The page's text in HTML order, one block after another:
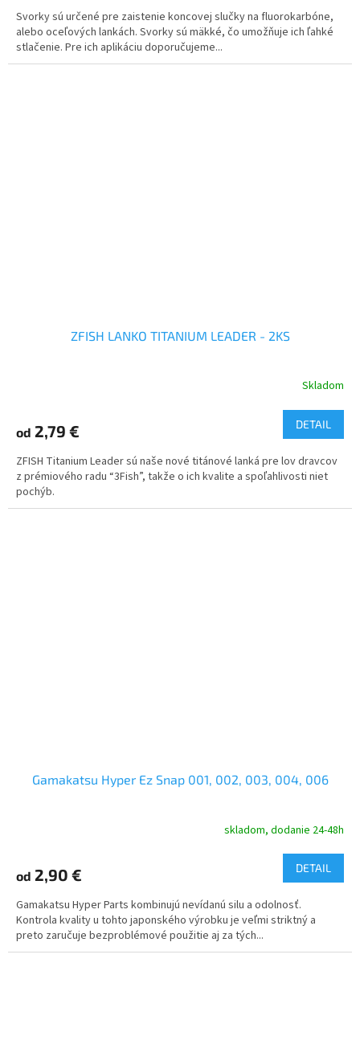
Svorky sú určené pre zaistenie koncovej slučky na fluorokarbóne,
alebo oceľových lankách. Svorky sú mäkké, čo umožňuje ich ľahké
stlačenie. Pre ich aplikáciu doporučujeme...
ZFISH LANKO TITANIUM LEADER - 2KS
Skladom
od 2,79 € DETAIL
ZFISH Titanium Leader sú naše nové titánové lanká pre lov dravcov
z prémiového radu “3Fish”, takže o ich kvalite a spoľahlivosti niet
pochýb.
Gamakatsu Hyper Ez Snap 001, 002, 003, 004, 006
skladom, dodanie 24-48h
od 2,90 € DETAIL
Gamakatsu Hyper Parts kombinujú nevídanú silu a odolnosť.
Kontrola kvality u tohto japonského výrobku je veľmi striktný a
preto zaručuje bezproblémové použitie aj za tých...